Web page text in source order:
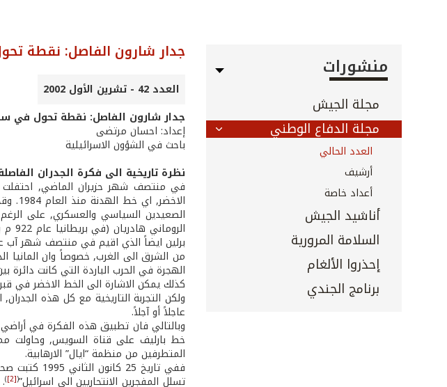
منشورات
مجلة الجيش
مجلة الدفاع الوطني
العدد الحالي
أرشيف
أعداد خاصة
أناشيد الجيش
السلامة المرورية
إحذروا الألغام
برنامج الجندي
جدار شارون الفاصل: نقطة
العدد 42 - تشرين الأول 2002
جدار شارون الفاصل: نقطة تحول في
إعداد: احسان مرتضى
باحث في الشؤون الاسرائيلية
نظرة تاريخية الى فكرة الجدران
في منتصف شهر حزيران الماضي, احتفلت
الصعيدين السياسي والعسكري, على
من الشرق الى الغرب, خصوصاً وان المانيا
الهجرة في الحرب الباردة التي كانت دائرة
كذلك يمكن الاشارة الى الخط الاخضر في
ولكن التجربة التاريخية مع كل هذه
عاجلاً أو آجلاً.
وبالتالي فان تطبيق هذه الفكرة في
المتطرفين من منظمة “ايال” الارهابية.
ففي تاريخ
تسلل المفجرين الانتحاريين الى اسرائيل”(
[2]
)